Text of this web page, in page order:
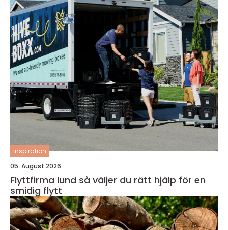
inspiration
05. August 2026
Flyttfirma lund så väljer du rätt hjälp för en
smidig flytt